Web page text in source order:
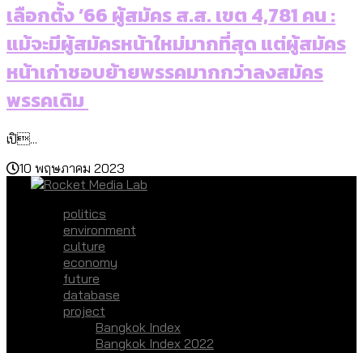
เลือกตั้ง ’66 ผู้สมัคร ส.ส. เขต 4,781 คน :
แม้จะมีผู้สมัครหน้าใหม่มากที่สุด แต่ผู้สมัคร
หน้าเก่าชอบย้ายพรรคมากกว่าลงสมัคร
พรรคเดิม
เปิ...
10 พฤษภาคม 2023
politics
environment
culture
economy
future
database
project
Bangkok Index
Bangkok Index 2022